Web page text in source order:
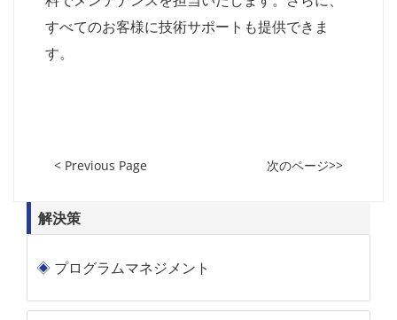
すべてのお客様に技術サポートも提供できま
す。
< Previous Page 次のページ>>
解決策
プログラムマネジメント